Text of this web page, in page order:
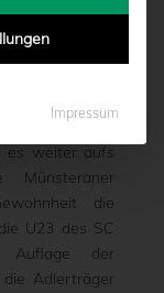
es weiter aufs
die
U23 des SC
der
Adlerträger
Impressum